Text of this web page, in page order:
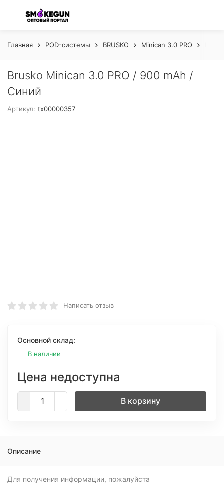
Главная POD-системы BRUSKO Minican 3.0 PRO
Brusko Minican 3.0 PRO / 900 mAh /
Синий
Артикул: tx00000357
Написать отзыв
Основной склад:
В наличии
Цена недоступна
В корзину
Описание
Для получения информации, пожалуйста